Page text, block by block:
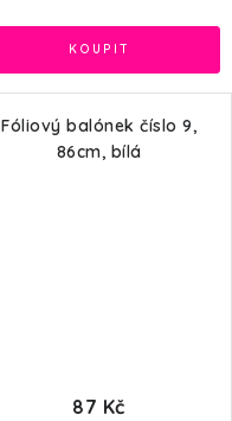
Fóliový balónek číslo 9,
86cm, bílá
87 Kč